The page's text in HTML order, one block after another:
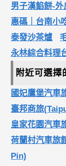
男子漢餡餅-
惠碼｜台南小
泰發沙茶爐
永林綜合料理
附近可選擇
國妃鷹堡汽車
臺邦商旅
皇家花園汽車
荷蘭村汽車旅
Pin)